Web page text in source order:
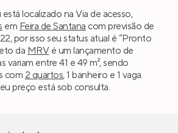
localizado na Via de acesso,
em Feira de Santana com previsão de
por isso seu status atual é “Pronto
da MRVé um lançamento de
variam entre 41 e 49 m², sendo
com 2 quartos, 1 banheiro e 1 vaga.
preço está sob consulta.